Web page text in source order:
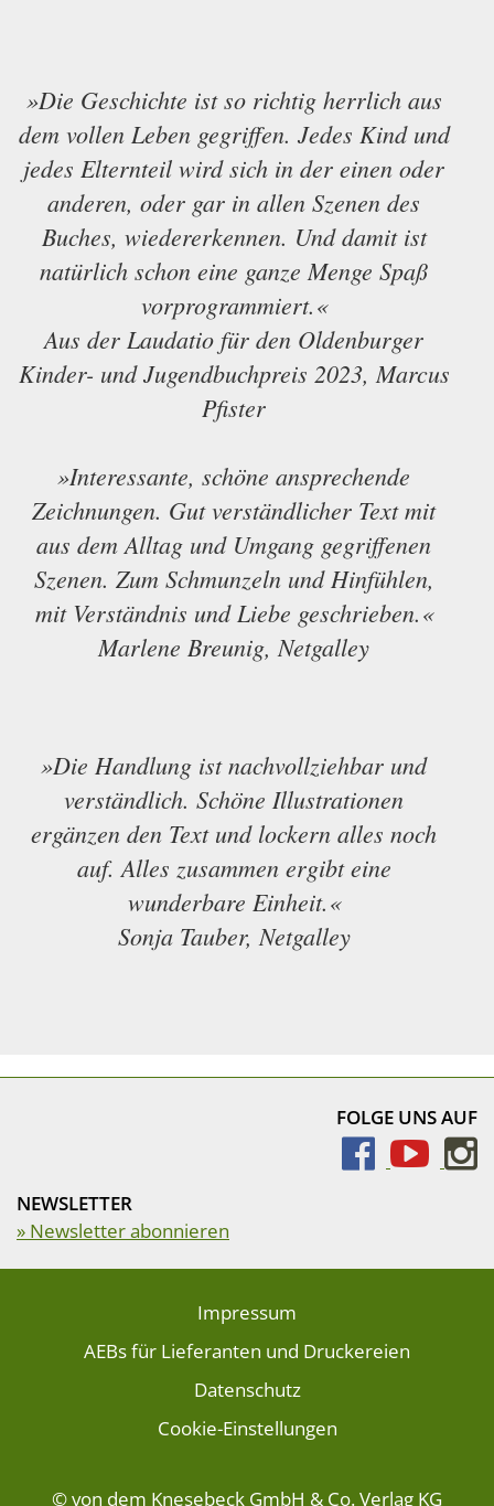
»Die Geschichte ist so richtig herrlich aus
dem vollen Leben gegriffen. Jedes Kind und
jedes Elternteil wird sich in der einen oder
anderen, oder gar in allen Szenen des
Buches, wiedererkennen. Und damit ist
natürlich schon eine ganze Menge Spaß
vorprogrammiert.«
Aus der Laudatio für den Oldenburger
Kinder- und Jugendbuchpreis 2023, Marcus
Pfister
»Interessante, schöne ansprechende
Zeichnungen. Gut verständlicher Text mit
aus dem Alltag und Umgang gegriffenen
Szenen. Zum Schmunzeln und Hinfühlen,
mit Verständnis und Liebe geschrieben.«
Marlene Breunig, Netgalley
»Die Handlung ist nachvollziehbar und
verständlich. Schöne Illustrationen
ergänzen den Text und lockern alles noch
auf. Alles zusammen ergibt eine
wunderbare Einheit.«
Sonja Tauber, Netgalley
FOLGE UNS AUF
NEWSLETTER
» Newsletter abonnieren
Impressum
AEBs für Lieferanten und Druckereien
Datenschutz
Cookie-Einstellungen
© von dem Knesebeck GmbH & Co. Verlag KG